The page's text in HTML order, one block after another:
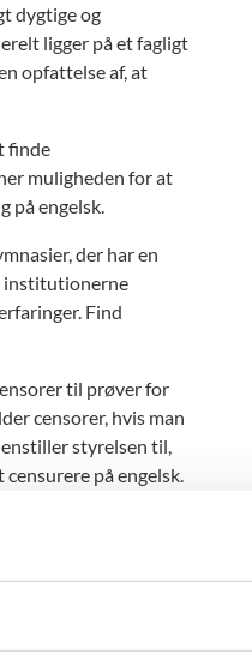
dygtige og
ligger på et fagligt
opfattelse af, at
finde
muligheden for at
på engelsk.
der har en
institutionerne
Find
til prøver for
censorer, hvis man
styrelsen til,
på engelsk.